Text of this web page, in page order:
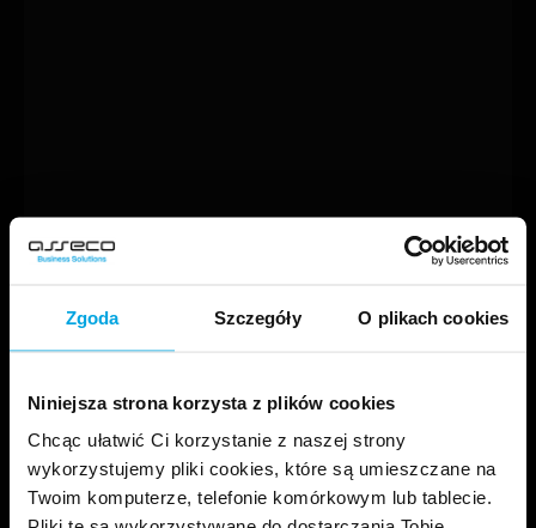
Zgoda Szczegóły O plikach cookies
Niniejsza strona korzysta z plików cookies
Chcąc ułatwić Ci korzystanie z naszej strony
wykorzystujemy pliki cookies, które są umieszczane na
Twoim komputerze, telefonie komórkowym lub tablecie.